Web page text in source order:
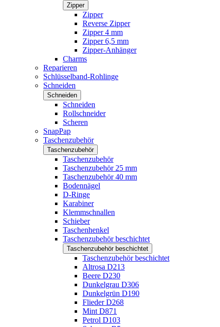
Zipper
Zipper
Reverse Zipper
Zipper 4 mm
Zipper 6,5 mm
Zipper-Anhänger
Charms
Reparieren
Schlüsselband-Rohlinge
Schneiden
Schneiden
Schneiden
Rollschneider
Scheren
SnapPap
Taschenzubehör
Taschenzubehör
Taschenzubehör
Taschenzubehör 25 mm
Taschenzubehör 40 mm
Bodennägel
D-Ringe
Karabiner
Klemmschnallen
Schieber
Taschenhenkel
Taschenzubehör beschichtet
Taschenzubehör beschichtet
Taschenzubehör beschichtet
Altrosa D213
Beere D230
Dunkelgrau D306
Dunkelgrün D190
Flieder D268
Mint D871
Petrol D103